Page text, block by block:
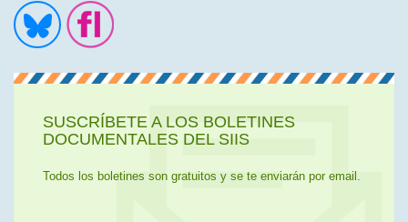
SUSCRÍBETE A LOS BOLETINES
DOCUMENTALES DEL SIIS
Todos los boletines son gratuitos y se te enviarán por email.